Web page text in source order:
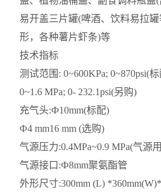
易开盖三片罐(啤酒、饮料易拉
形，各种薯片虾条)等
技术指标
测试范围: 0~600KPa; 0~870psi(
0~1.6 MPa; 0- 232.1psi(另购)
充气头:Ф10mm(标配)
Ф4 mm16 mm (选购)
气源压力:0.4MPa~0.9 MPa(气源
气源接口:Ф8mm聚氨酯管
外形尺寸:300mm (L)